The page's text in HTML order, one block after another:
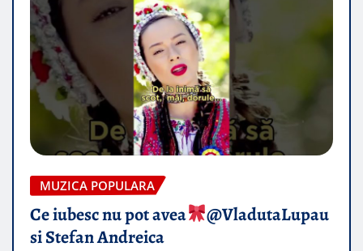
MUZICA POPULARA
Ce iubesc nu pot avea
​@VladutaLupau
si Stefan Andreica